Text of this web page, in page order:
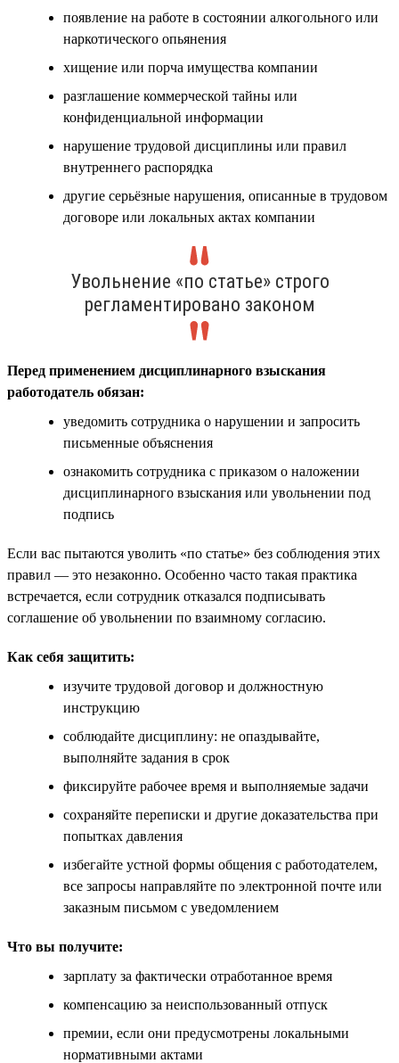
появление на работе в состоянии алкогольного или
наркотического опьянения
хищение или порча имущества компании
разглашение коммерческой тайны или
конфиденциальной информации
нарушение трудовой дисциплины или правил
внутреннего распорядка
другие серьёзные нарушения, описанные в трудовом
договоре или локальных актах компании
Увольнение «по статье» строго
регламентировано законом
Перед применением дисциплинарного взыскания
работодатель обязан:
уведомить сотрудника о нарушении и запросить
письменные объяснения
ознакомить сотрудника с приказом о наложении
дисциплинарного взыскания или увольнении под
подпись
Если вас пытаются уволить «по статье» без соблюдения этих
правил — это незаконно. Особенно часто такая практика
встречается, если сотрудник отказался подписывать
соглашение об увольнении по взаимному согласию.
Как себя защитить:
изучите трудовой договор и должностную
инструкцию
соблюдайте дисциплину: не опаздывайте,
выполняйте задания в срок
фиксируйте рабочее время и выполняемые задачи
сохраняйте переписки и другие доказательства при
попытках давления
избегайте устной формы общения с работодателем,
все запросы направляйте по электронной почте или
заказным письмом с уведомлением
Что вы получите:
зарплату за фактически отработанное время
компенсацию за неиспользованный отпуск
премии, если они предусмотрены локальными
нормативными актами